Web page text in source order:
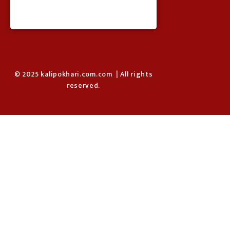
© 2025 kalipokhari.com.com | All rights
reserved.